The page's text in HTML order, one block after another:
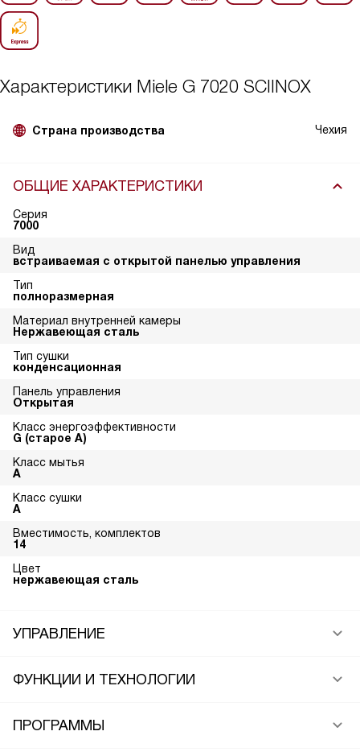
Характеристики Miele G 7020 SCIINOX
Страна производства Чехия
ОБЩИЕ ХАРАКТЕРИСТИКИ
Серия
7000
Вид
встраиваемая с открытой панелью управления
Тип
полноразмерная
Материал внутренней камеры
Нержавеющая сталь
Тип сушки
конденсационная
Панель управления
Открытая
Класс энергоэффективности
G (старое A)
Класс мытья
A
Класс сушки
A
Вместимость, комплектов
14
Цвет
нержавеющая сталь
УПРАВЛЕНИЕ
ФУНКЦИИ И ТЕХНОЛОГИИ
ПРОГРАММЫ